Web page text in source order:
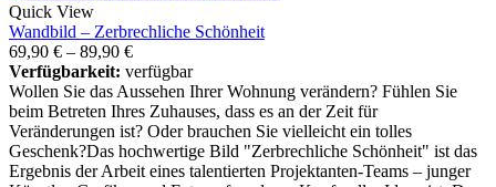
Quick View
Wandbild – Zerbrechliche Schönheit
69,90 € – 89,90 €
Verfügbarkeit: verfügbar
Wollen Sie das Aussehen Ihrer Wohnung verändern? Fühlen Sie
beim Betreten Ihres Zuhauses, dass es an der Zeit für
Veränderungen ist? Oder brauchen Sie vielleicht ein tolles
Geschenk?Das hochwertige Bild "Zerbrechliche Schönheit" ist das
Ergebnis der Arbeit eines talentierten Projektanten-Teams – junger